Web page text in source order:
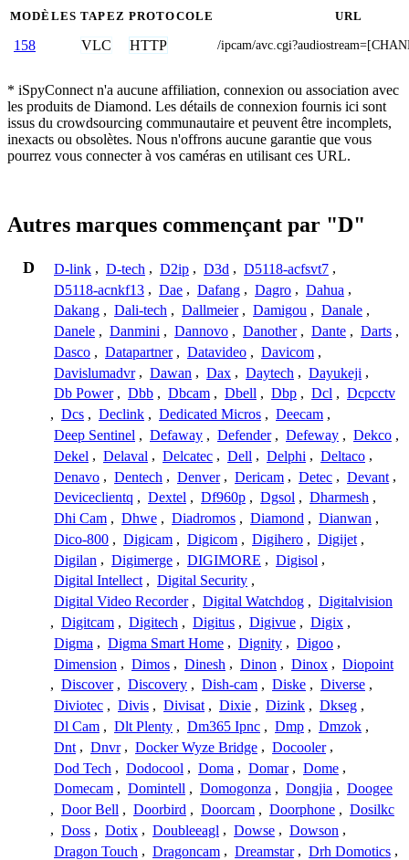
MODÈLES TAPEZ PROTOCOLE URL
158 VLC HTTP /ipcam/
* iSpyConnect n'a aucune affiliation, connexion ou association avec
les produits de Diamond. Les détails de connexion fournis ici sont
issus du crowdsourcing communautaire et peuvent être incomplets,
inexacts ou obsolètes. Nous n'offrons aucune garantie que vous
pourrez vous connecter à vos caméras en utilisant ces URL.
Autres marques commençant par "D"
D D-link , D-tech , D2ip , D3d , D5118-acfsvt7 ,
D5118-acnkf13 , Dae , Dafang , Dagro , Dahua ,
Dakang , Dali-tech , Dallmeier , Damigou , Danale ,
Danele , Danmini , Dannovo , Danother , Dante , Darts ,
Dasco , Datapartner , Datavideo , Davicom ,
Davislumadvr , Dawan , Dax , Daytech , Dayukeji ,
Db Power , Dbb , Dbcam , Dbell , Dbp , Dcl , Dcpcctv
, Dcs , Declink , Dedicated Micros , Deecam ,
Deep Sentinel , Defaway , Defender , Defeway , Dekco ,
Dekel , Delaval , Delcatec , Dell , Delphi , Deltaco ,
Denavo , Dentech , Denver , Dericam , Detec , Devant ,
Deviceclientq , Dextel , Df960p , Dgsol , Dharmesh ,
Dhi Cam , Dhwe , Diadromos , Diamond , Dianwan ,
Dico-800 , Digicam , Digicom , Digihero , Digijet ,
Digilan , Digimerge , DIGIMORE , Digisol ,
Digital Intellect , Digital Security ,
Digital Video Recorder , Digital Watchdog , Digitalvision
, Digitcam , Digitech , Digitus , Digivue , Digix ,
Digma , Digma Smart Home , Dignity , Digoo ,
Dimension , Dimos , Dinesh , Dinon , Dinox , Diopoint
, Discover , Discovery , Dish-cam , Diske , Diverse ,
Diviotec , Divis , Divisat , Dixie , Dizink , Dkseg ,
Dl Cam , Dlt Plenty , Dm365 Ipnc , Dmp , Dmzok ,
Dnt , Dnvr , Docker Wyze Bridge , Docooler ,
Dod Tech , Dodocool , Doma , Domar , Dome ,
Domecam , Domintell , Domogonza , Dongjia , Doogee
, Door Bell , Doorbird , Doorcam , Doorphone , Dosilkc
, Doss , Dotix , Doubleeagl , Dowse , Dowson ,
Dragon Touch , Dragoncam , Dreamstar , Drh Domotics ,